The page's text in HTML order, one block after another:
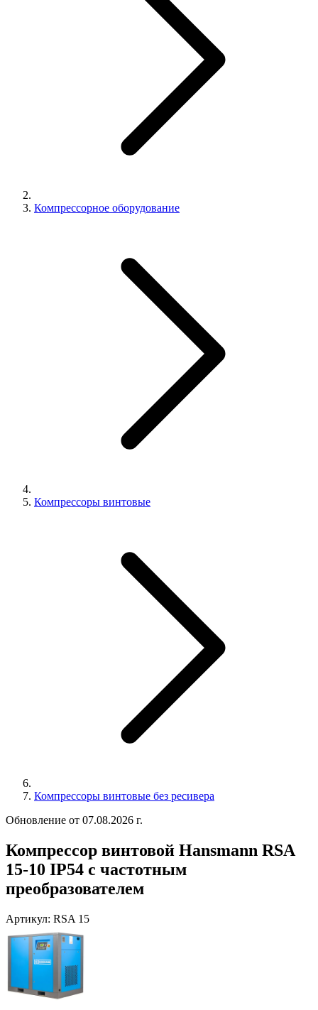
Компрессорное оборудование
Компрессоры винтовые
Компрессоры винтовые без ресивера
Обновление от 07.08.2026 г.
Компрессор винтовой Hansmann RSA
15-10 IP54 с частотным
преобразователем
Артикул: RSA 15